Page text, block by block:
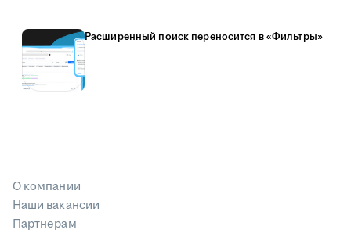
Расширенный поиск переносится в «Фильтры»
О компании
Наши вакансии
Партнерам